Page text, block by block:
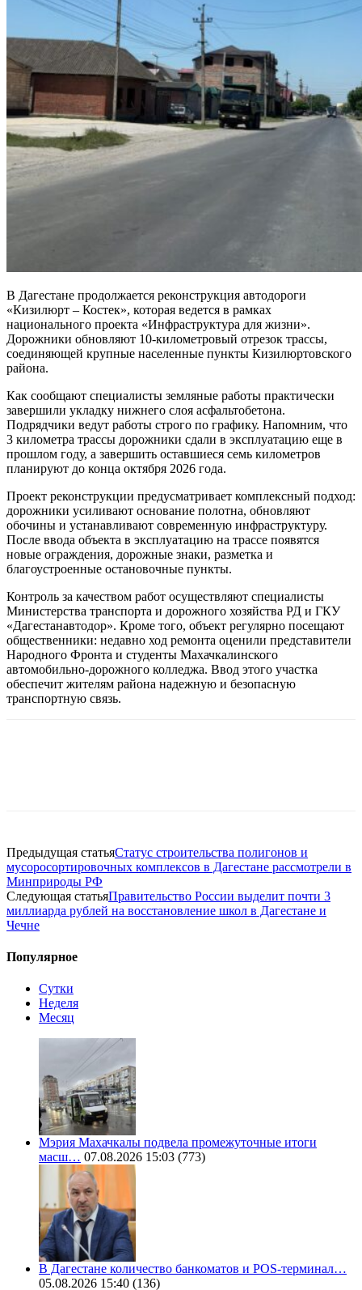
В Дагестане продолжается реконструкция автодороги
«Кизилюрт – Костек», которая ведется в рамках
национального проекта «Инфраструктура для жизни».
Дорожники обновляют 10-километровый отрезок трассы,
соединяющей крупные населенные пункты Кизилюртовского
района.
Как сообщают специалисты земляные работы практически
завершили укладку нижнего слоя асфальтобетона.
Подрядчики ведут работы строго по графику. Напомним, что
3 километра трассы дорожники сдали в эксплуатацию еще в
прошлом году, а завершить оставшиеся семь километров
планируют до конца октября 2026 года.
Проект реконструкции предусматривает комплексный подход:
дорожники усиливают основание полотна, обновляют
обочины и устанавливают современную инфраструктуру.
После ввода объекта в эксплуатацию на трассе появятся
новые ограждения, дорожные знаки, разметка и
благоустроенные остановочные пункты.
Контроль за качеством работ осуществляют специалисты
Министерства транспорта и дорожного хозяйства РД и ГКУ
«Дагестанавтодор». Кроме того, объект регулярно посещают
общественники: недавно ход ремонта оценили представители
Народного Фронта и студенты Махачкалинского
автомобильно-дорожного колледжа. Ввод этого участка
обеспечит жителям района надежную и безопасную
транспортную связь.
Предыдущая статьяСтатус строительства полигонов и
мусоросортировочных комплексов в Дагестане рассмотрели в
Минприроды РФ
Следующая статьяПравительство России выделит почти 3
миллиарда рублей на восстановление школ в Дагестане и
Чечне
Популярное
Сутки
Неделя
Месяц
Мэрия Махачкалы подвела промежуточные итоги
масш… 07.08.2026 15:03 (773)
В Дагестане количество банкоматов и POS-терминал…
05.08.2026 15:40 (136)